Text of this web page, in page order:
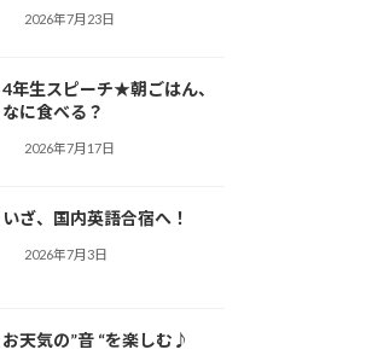
2026年7月23日
4年生スピーチ★朝ごはん、
なに食べる？
2026年7月17日
いざ、国内英語合宿へ！
2026年7月3日
お天気の”音 “を楽しむ♪︎